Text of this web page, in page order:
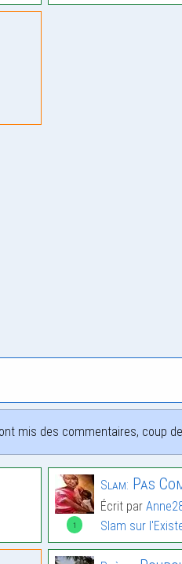
mis des commentaires, coup
1
Slam: Pas
Écrit par
Slam sur